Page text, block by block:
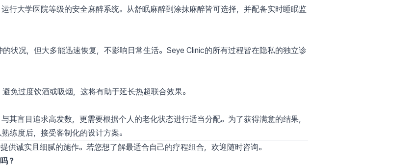
行大学医院等级的安全麻醉系统。从舒眠麻醉到涂抹麻醉皆可选择，并配备实时睡眠监
状况，但大多能迅速恢复，不影响日常生活。Seye Clinic的所有过程皆在隐私的独立诊
免过度饮酒或吸烟，这将有助于延长热超联合效果。
其盲目追求高发数，更需要根据个人的老化状态进行适当分配。为了获得满意的结果，
练度后，接受客制化的设计方案。
供诚实且细腻的施作。若您想了解最适合自己的疗程组合，欢迎随时咨询。
？